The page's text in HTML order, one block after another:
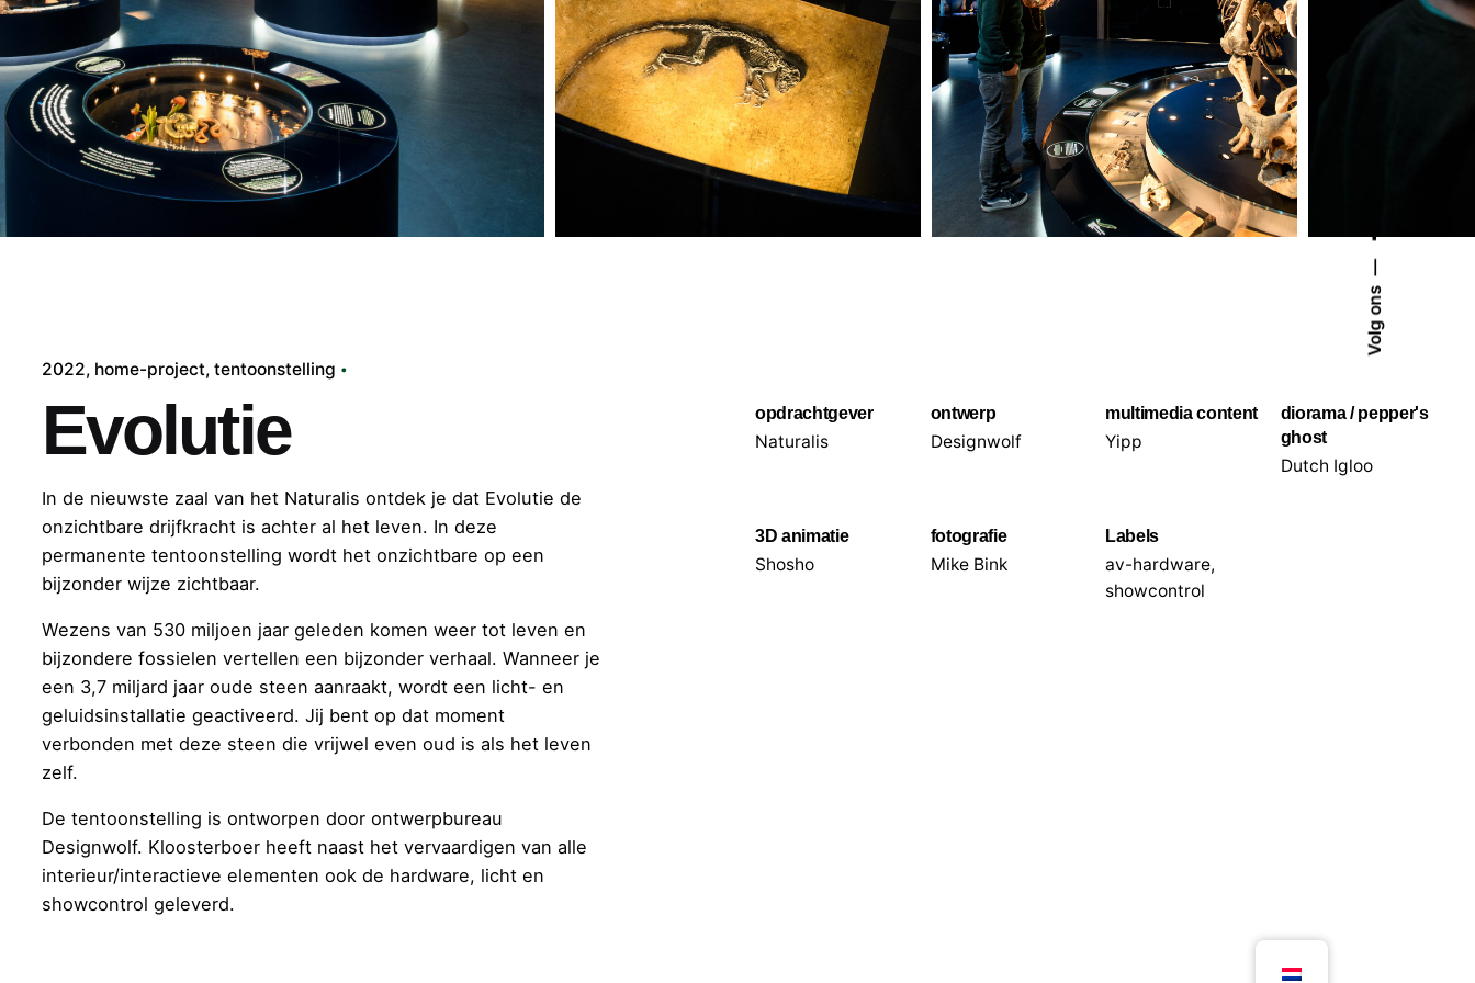
Volg ons
2022 home-project tentoonstelling
Evolutie
In de nieuwste zaal van het Naturalis ontdek je dat Evolutie de
onzichtbare drijfkracht is achter al het leven. In deze
permanente tentoonstelling wordt het onzichtbare op een
bijzonder wijze zichtbaar.
Wezens van 530 miljoen jaar geleden komen weer tot leven en
bijzondere fossielen vertellen een bijzonder verhaal. Wanneer je
een 3,7 miljard jaar oude steen aanraakt, wordt een licht- en
geluidsinstallatie geactiveerd. Jij bent op dat moment
verbonden met deze steen die vrijwel even oud is als het leven
zelf.
De tentoonstelling is ontworpen door ontwerpbureau
Designwolf. Kloosterboer heeft naast het vervaardigen van alle
interieur/interactieve elementen ook de hardware, licht en
showcontrol geleverd.
opdrachtgever
Naturalis
ontwerp
Designwolf
multimedia content
Yipp
diorama / pepper's
ghost
Dutch Igloo
3D animatie
Shosho
fotografie
Mike Bink
Labels
av-hardware,
showcontrol